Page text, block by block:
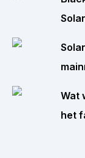
Wat
het